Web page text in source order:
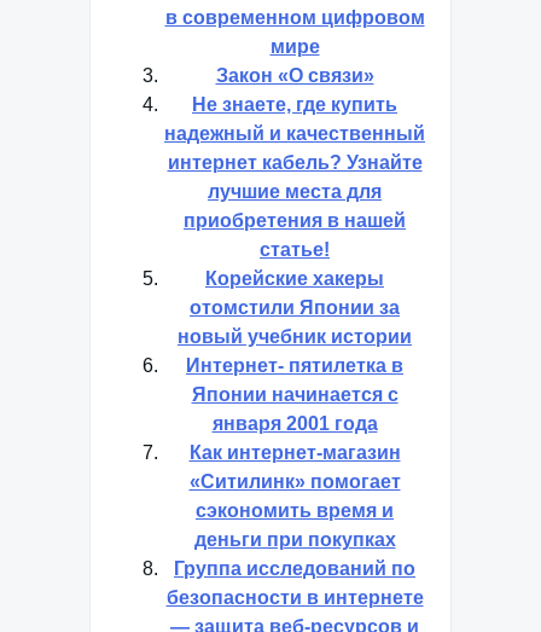
в современном цифровом
мире
Закон «О связи»
Не знаете, где купить
надежный и качественный
интернет кабель? Узнайте
лучшие места для
приобретения в нашей
статье!
Корейские хакеры
отомстили Японии за
новый учебник истории
Интернет- пятилетка в
Японии начинается с
января 2001 года
Как интернет-магазин
«Ситилинк» помогает
сэкономить время и
деньги при покупках
Группа исследований по
безопасности в интернете
— защита веб-ресурсов и